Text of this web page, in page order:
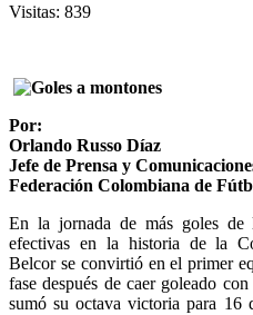
Visitas: 839
Por:
Orlando Russo Díaz
Jefe de Prensa y
Federación Colombiana de
En la jornada de más goles
efectivas en la historia de la
Belcor se convirtió en el primer
fase después de caer goleado
sumó su octava victoria para 16